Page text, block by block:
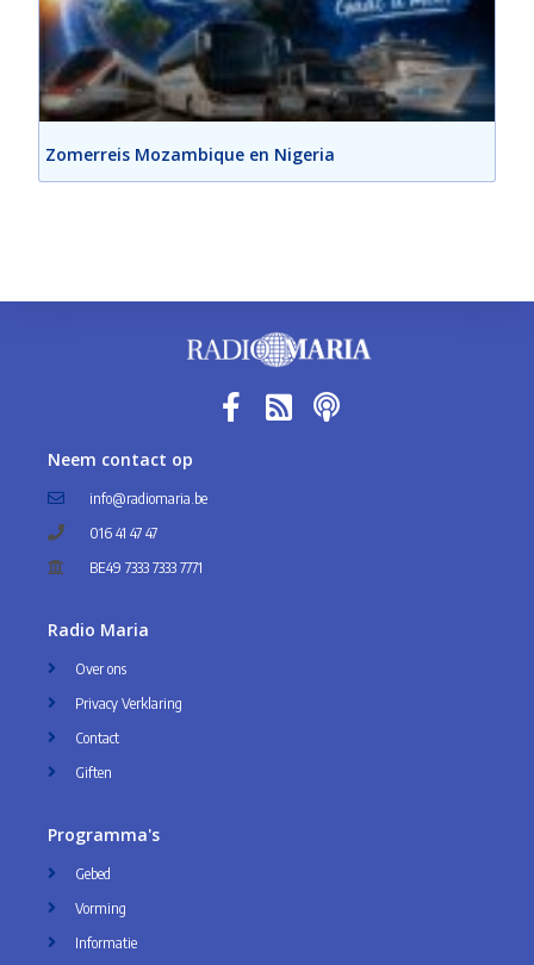
Zomerreis Mozambique en Nigeria
Neem contact op
info@radiomaria.be
016 41 47 47
BE49 7333 7333 7771
Radio Maria
Over ons
Privacy Verklaring
Contact
Giften
Programma's
Gebed
Vorming
Informatie